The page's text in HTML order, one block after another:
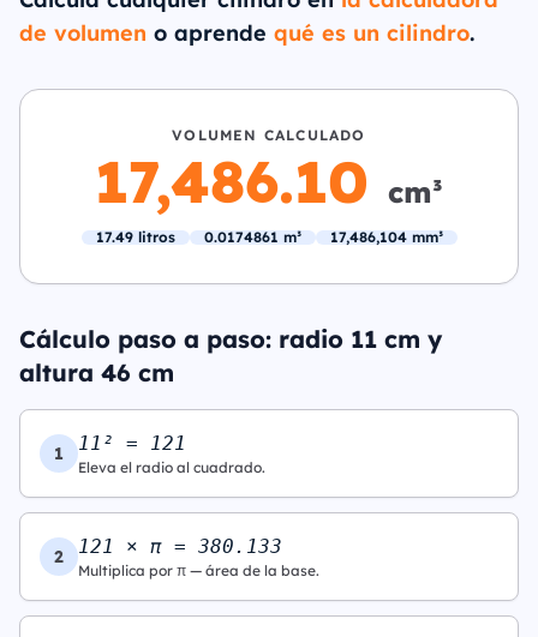
de volumen o aprende qué es un cilindro.
VOLUMEN CALCULADO
17,486.10 cm³
17.49 litros 0.0174861 m³ 17,486,104 mm³
Cálculo paso a paso: radio 11 cm y
altura 46 cm
1 11² = 121
Eleva el radio al cuadrado.
2 121 × π = 380.133
Multiplica por π — área de la base.